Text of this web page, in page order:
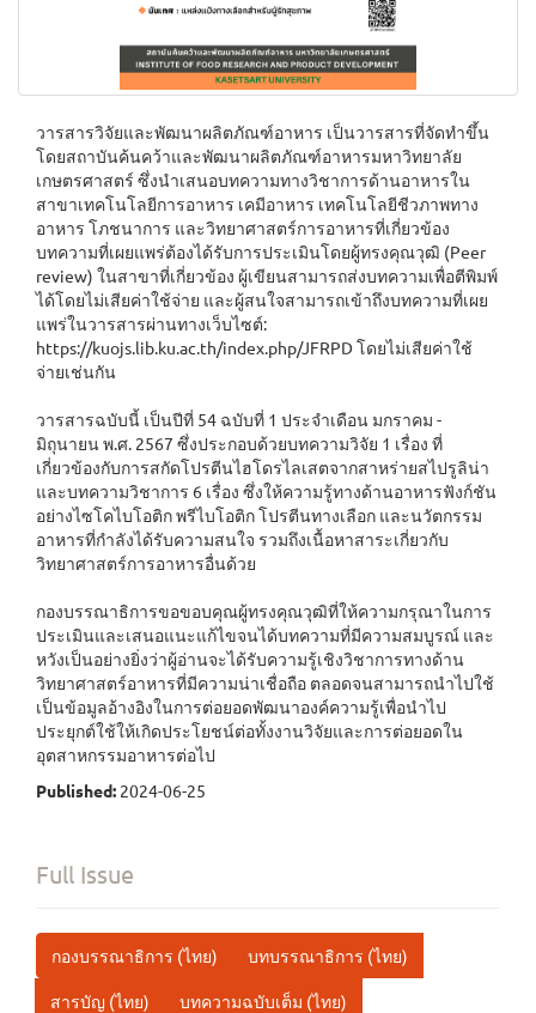
วารสารวิจัยและพัฒนาผลิตภัณฑ์อาหาร เป็นวารสารที่จัดทำขึ้น
โดยสถาบันค้นคว้าและพัฒนาผลิตภัณฑ์อาหารมหาวิทยาลัย
เกษตรศาสตร์ ซึ่งนำเสนอบทความทางวิชาการด้านอาหารใน
สาขาเทคโนโลยีการอาหาร เคมีอาหาร เทคโนโลยีชีวภาพทาง
อาหาร โภชนาการ และวิทยาศาสตร์การอาหารที่เกี่ยวข้อง
บทความที่เผยแพร่ต้องได้รับการประเมินโดยผู้ทรงคุณวุฒิ (Peer
review) ในสาขาที่เกี่ยวข้อง ผู้เขียนสามารถส่งบทความเพื่อตีพิมพ์
ได้โดยไม่เสียค่าใช้จ่าย และผู้สนใจสามารถเข้าถึงบทความที่เผย
แพร่ในวารสารผ่านทางเว็บไซต์:
https://kuojs.lib.ku.ac.th/index.php/JFRPD โดยไม่เสียค่าใช้
จ่ายเช่นกัน
วารสารฉบับนี้ เป็นปีที่ 54 ฉบับที่ 1 ประจำเดือน มกราคม -
มิถุนายน พ.ศ. 2567 ซึ่งประกอบด้วยบทความวิจัย 1 เรื่อง ที่
เกี่ยวข้องกับการสกัดโปรตีนไฮโดรไลเสตจากสาหร่ายสไปรูลิน่า
และบทความวิชาการ 6 เรื่อง ซึ่งให้ความรู้ทางด้านอาหารฟังก์ชัน
อย่างไซโคไบโอติก พรีไบโอติก โปรตีนทางเลือก และนวัตกรรม
อาหารที่กำลังได้รับความสนใจ รวมถึงเนื้อหาสาระเกี่ยวกับ
วิทยาศาสตร์การอาหารอื่นด้วย
กองบรรณาธิการขอขอบคุณผู้ทรงคุณวุฒิที่ให้ความกรุณาในการ
ประเมินและเสนอแนะแก้ไขจนได้บทความที่มีความสมบูรณ์ และ
หวังเป็นอย่างยิ่งว่าผู้อ่านจะได้รับความรู้เชิงวิชาการทางด้าน
วิทยาศาสตร์อาหารที่มีความน่าเชื่อถือ ตลอดจนสามารถนำไปใช้
เป็นข้อมูลอ้างอิงในการต่อยอดพัฒนาองค์ความรู้เพื่อนำไป
ประยุกต์ใช้ให้เกิดประโยชน์ต่อทั้งงานวิจัยและการต่อยอดใน
อุตสาหกรรมอาหารต่อไป
Published: 2024-06-25
Full Issue
กองบรรณาธิการ (ไทย) บทบรรณาธิการ (ไทย)
สารบัญ (ไทย) บทความฉบับเต็ม (ไทย)